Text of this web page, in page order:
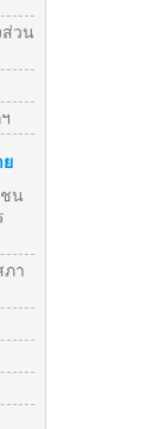
ส่วน
ย
ชน
ภา